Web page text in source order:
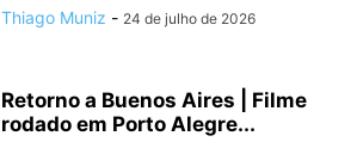
Thiago Muniz - 24 de julho de 2026
Retorno a Buenos Aires | Filme
rodado em Porto Alegre...